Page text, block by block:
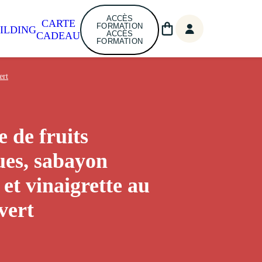
CARTE
CADEAU
ACCÈS
FORMATION
ACCÈS
FORMATION
de fruits
sabayon
vinaigrette au